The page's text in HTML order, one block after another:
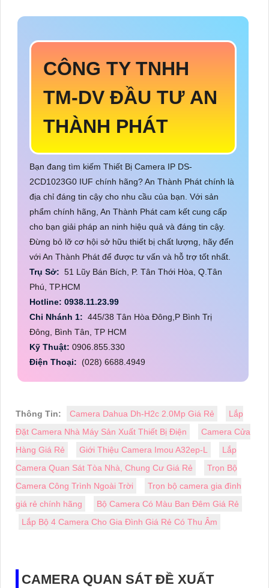
CÔNG TY TNHH
TM-DV ĐẦU TƯ AN
THÀNH PHÁT
Bạn đang tìm kiếm Thiết Bị Camera IP DS-
2CD1023G0 IUF chính hãng? An Thành Phát chính là
địa chỉ đáng tin cậy cho nhu cầu của bạn. Với sản
phẩm chính hãng, An Thành Phát cam kết cung cấp
cho bạn giải pháp an ninh hiệu quả và đáng tin cậy.
Đừng bỏ lỡ cơ hội sở hữu thiết bị chất lượng, hãy đến
với An Thành Phát để được tư vấn và hỗ trợ tốt nhất.
Trụ Sở: 51 Lũy Bán Bích, P. Tân Thới Hòa, Q.Tân
Phú, TP.HCM
Hotline: 0938.11.23.99
Chi Nhánh 1: 445/38 Tân Hòa Đông,P Bình Trị
Đông, Bình Tân, TP HCM
Kỹ Thuật: 0906.855.330
Điện Thoại:
(028) 6688.4949
Thông Tin: Camera Dahua Dh-H2c 2.0Mp Giá Rẻ
Lắp
Đặt Camera Nhà Máy Sản Xuất Thiết Bị Điện
Camera Cửa
Hàng Giá Rẻ
Giới Thiệu Camera Imou A32ep-L
Lắp
Camera Quan Sát Tòa Nhà, Chung Cư Giá Rẻ
Trọn Bộ
Camera Công Trình Ngoài Trời
Trọn bộ camera gia đình
giá rẻ chính hãng
Bộ Camera Có Màu Ban Đêm Giá Rẻ
Lắp Bộ 4 Camera Cho Gia Đình Giá Rẻ Có Thu Âm
CAMERA QUAN SÁT ĐỀ XUẤT